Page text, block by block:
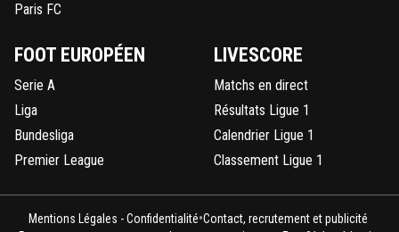
Paris FC
FOOT EUROPÉEN
Serie A
Liga
Bundesliga
Premier League
LIVESCORE
Matchs en direct
Résultats Ligue 1
Calendrier Ligue 1
Classement Ligue 1
Mentions Légales - Confidentialité•Contact, recrutement et publicité